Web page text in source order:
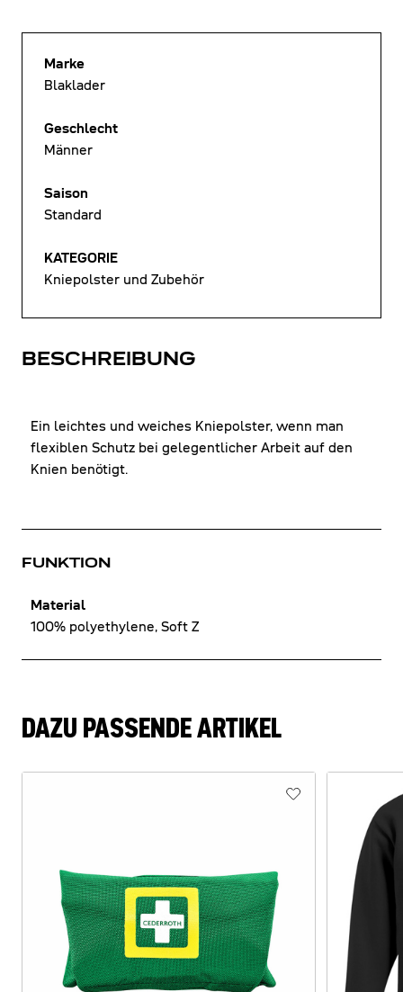
BESCHREIBUNG
Ein leichtes und weiches Kniepolster, wenn man
flexiblen Schutz bei gelegentlicher Arbeit auf den
Knien benötigt.
FUNKTION
Material
100% polyethylene, Soft Z
Marke
Blaklader
Geschlecht
Männer
Saison
Standard
KATEGORIE
Kniepolster und Zubehör
DAZU PASSENDE ARTIKEL